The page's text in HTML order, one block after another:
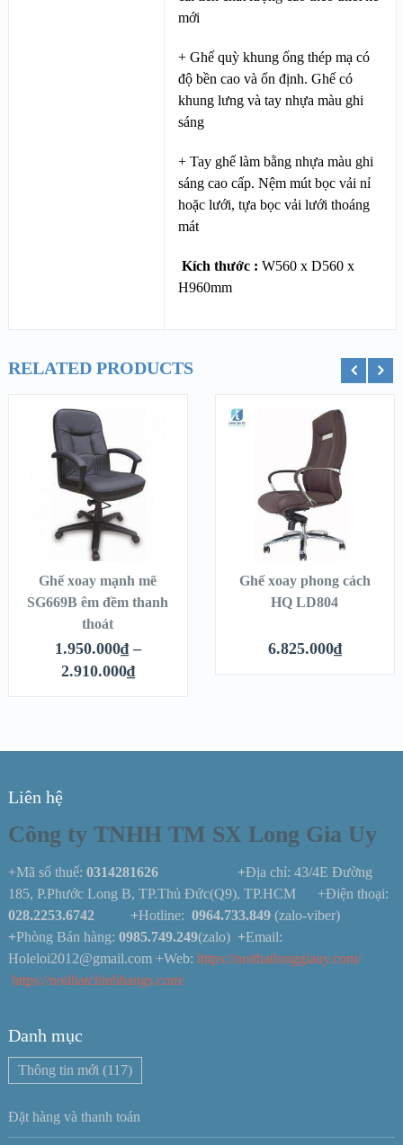
mới
+ Ghế quỳ khung ống thép mạ có
độ bền cao và ổn định. Ghế có
khung lưng và tay nhựa màu ghi
sáng
+ Tay ghế làm bằng nhựa màu ghi
sáng cao cấp. Nệm mút bọc vải nỉ
hoặc lưới, tựa bọc vải lưới thoáng
mát
Kích thước :W560 x D560 x
H960mm
RELATED PRODUCTS
Ghế xoay mạnh mẽ
SG669B êm đềm thanh
thoát
1.950.000₫ –
2.910.000₫
Ghế xoay phong cách
HQ LD804
6.825.000₫
Thêm vào
Liên hệ
Công ty TNHH TM SX Long Gia Uy
+Mã số thuế: 0314281626 +Địa chỉ: 43/4E Đường
185, P.Phước Long B, TP.Thủ Đức(Q9), TP.HCM +Điện thoại:
028.2253.6742 +Hotline: 0964.733.849 (zalo-viber)
+Phòng Bán hàng: 0985.749.249(zalo) +Email:
Holeloi2012@gmail.com +Web: https://noithatlonggiauy.com/
https://noithatchinhhangs.com/
Danh mục
Thông tin mới (117)
Đặt hàng và thanh toán